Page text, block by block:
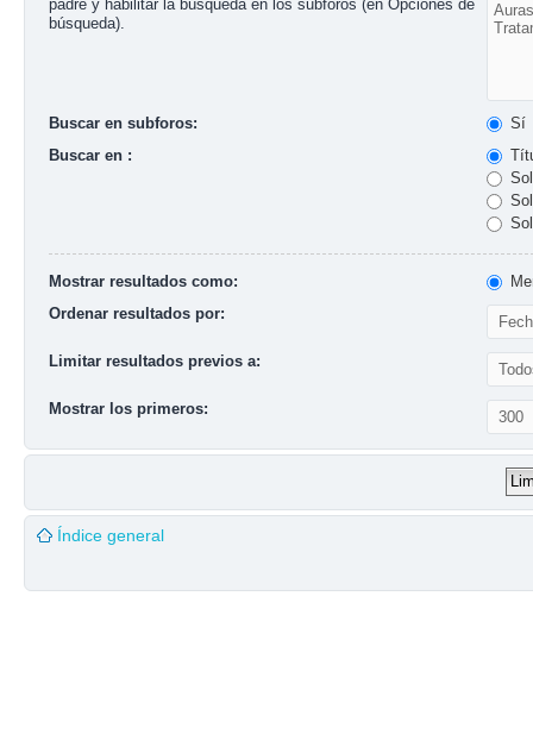
padre y habilitar la búsqueda en los subforos (en Opciones de
búsqueda).
Buscar en subforos:
Sí
Buscar en :
Mostrar resultados como:
Ordenar resultados por:
Limitar resultados previos a:
Mostrar los primeros:
Índice general